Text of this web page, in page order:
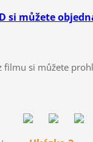
si můžete
filmu si můžete